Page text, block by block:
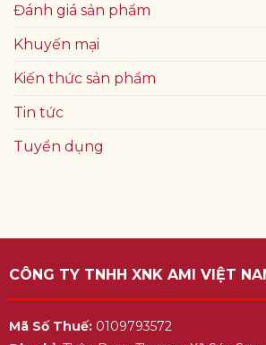
Đánh giá sản phẩm
Khuyến mại
Kiến thức sản phẩm
Tin tức
Tuyển dụng
CÔNG TY TNHH XNK AMI VIỆT
Mã Số Thuế:0109793572